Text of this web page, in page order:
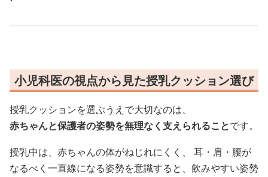
小児科医の視点から見た授乳クッション選び
授乳クッションを選ぶうえで大切なのは、
赤ちゃんと保護者の姿勢を無理なく支えられることです。
授乳中は、赤ちゃんの体がねじれにくく、 耳・肩・腰が
なるべく一直線になる姿勢を意識すると、飲みやすい姿勢